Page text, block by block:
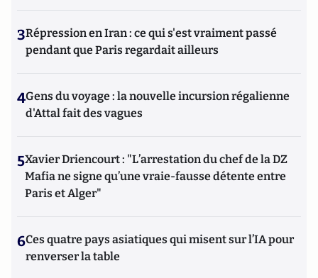
3Répression en Iran : ce qui s'est vraiment passé
pendant que Paris regardait ailleurs
4Gens du voyage : la nouvelle incursion régalienne
d'Attal fait des vagues
5Xavier Driencourt : "L’arrestation du chef de la DZ
Mafia ne signe qu’une vraie-fausse détente entre
Paris et Alger"
6Ces quatre pays asiatiques qui misent sur l’IA pour
renverser la table